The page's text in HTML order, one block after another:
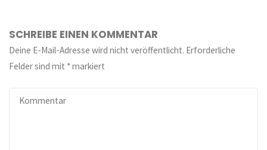
SCHREIBE EINEN KOMMENTAR
Deine E-Mail-Adresse wird nicht veröffentlicht. Erforderliche
Felder sind mit *markiert